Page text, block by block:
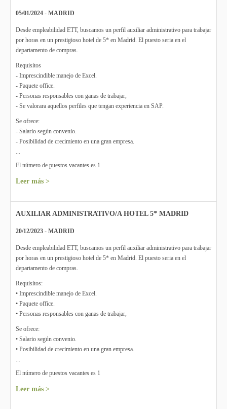
05/01/2024 - MADRID
Desde empleabilidad ETT, buscamos un perfil auxiliar administrativo para trabajar
por horas en un prestigioso hotel de 5* en Madrid. El puesto seria en el
departamento de compras.
Requisitos
- Imprescindible manejo de Excel.
- Paquete office.
- Personas responsables con ganas de trabajar,
- Se valorara aquellos perfiles que tengan experiencia en SAP.
Se ofrece:
- Salario según convenio.
- Posibilidad de crecimiento en una gran empresa.
...
El número de puestos vacantes es 1
Leer más >
AUXILIAR ADMINISTRATIVO/A HOTEL 5* MADRID
20/12/2023 - MADRID
Desde empleabilidad ETT, buscamos un perfil auxiliar administrativo para trabajar
por horas en un prestigioso hotel de 5* en Madrid. El puesto seria en el
departamento de compras.
Requisitos:
• Imprescindible manejo de Excel.
• Paquete office.
• Personas responsables con ganas de trabajar,
Se ofrece:
• Salario según convenio.
• Posibilidad de crecimiento en una gran empresa.
...
El número de puestos vacantes es 1
Leer más >